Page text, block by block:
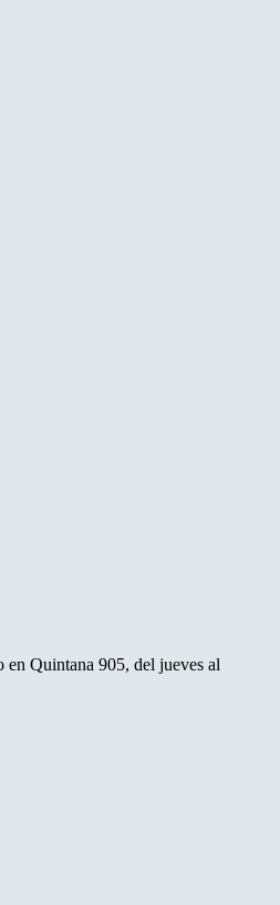
en Quintana 905, del jueves al